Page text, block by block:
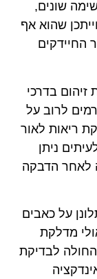
שונים,
שהוא אף
החיידקים
בדרכי
לרוב על
ריאות לאור
ניתן
לאחר הדבקה
על כאבים
מדלקת
לבדיקת